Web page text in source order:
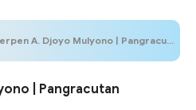
A. Djoyo Mulyono | Pangracutan
| Pangracutan